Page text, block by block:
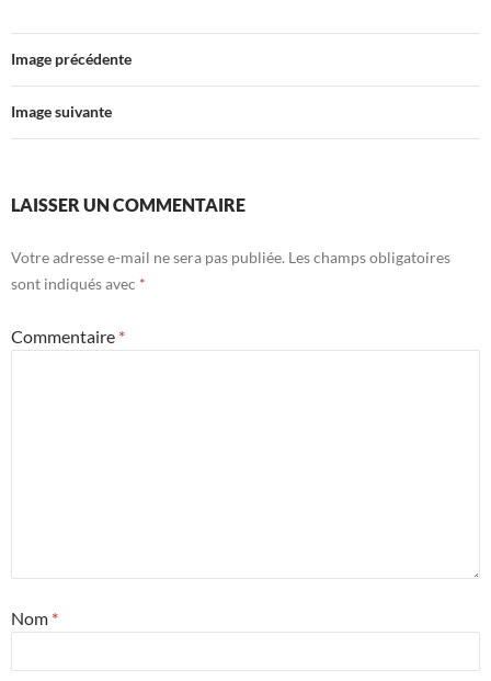
Image précédente
Image suivante
LAISSER UN COMMENTAIRE
Votre adresse e-mail ne sera pas publiée. Les champs obligatoires
sont indiqués avec *
Commentaire *
Nom *